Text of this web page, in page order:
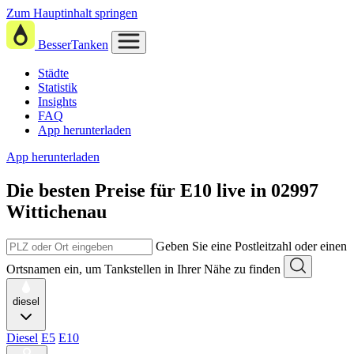
Zum Hauptinhalt springen
BesserTanken
Städte
Statistik
Insights
FAQ
App herunterladen
App herunterladen
Die besten Preise für E10 live in 02997
Wittichenau
Geben Sie eine Postleitzahl oder einen
Ortsnamen ein, um Tankstellen in Ihrer Nähe zu finden
diesel
Diesel E5 E10